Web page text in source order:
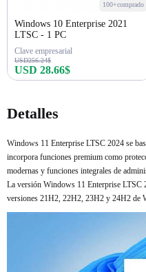
100+comprado
Windows 10 Enterprise 2021
LTSC - 1 PC
Clave empresarial
USD256.24$
USD 28.66$
Detalles
Windows 11 Enterprise LTSC 2024 se
incorpora funciones premium como
modernas y funciones integrales de
La versión Windows 11 Enterprise LTSC
versiones 21H2, 22H2, 23H2 y 24H2 de